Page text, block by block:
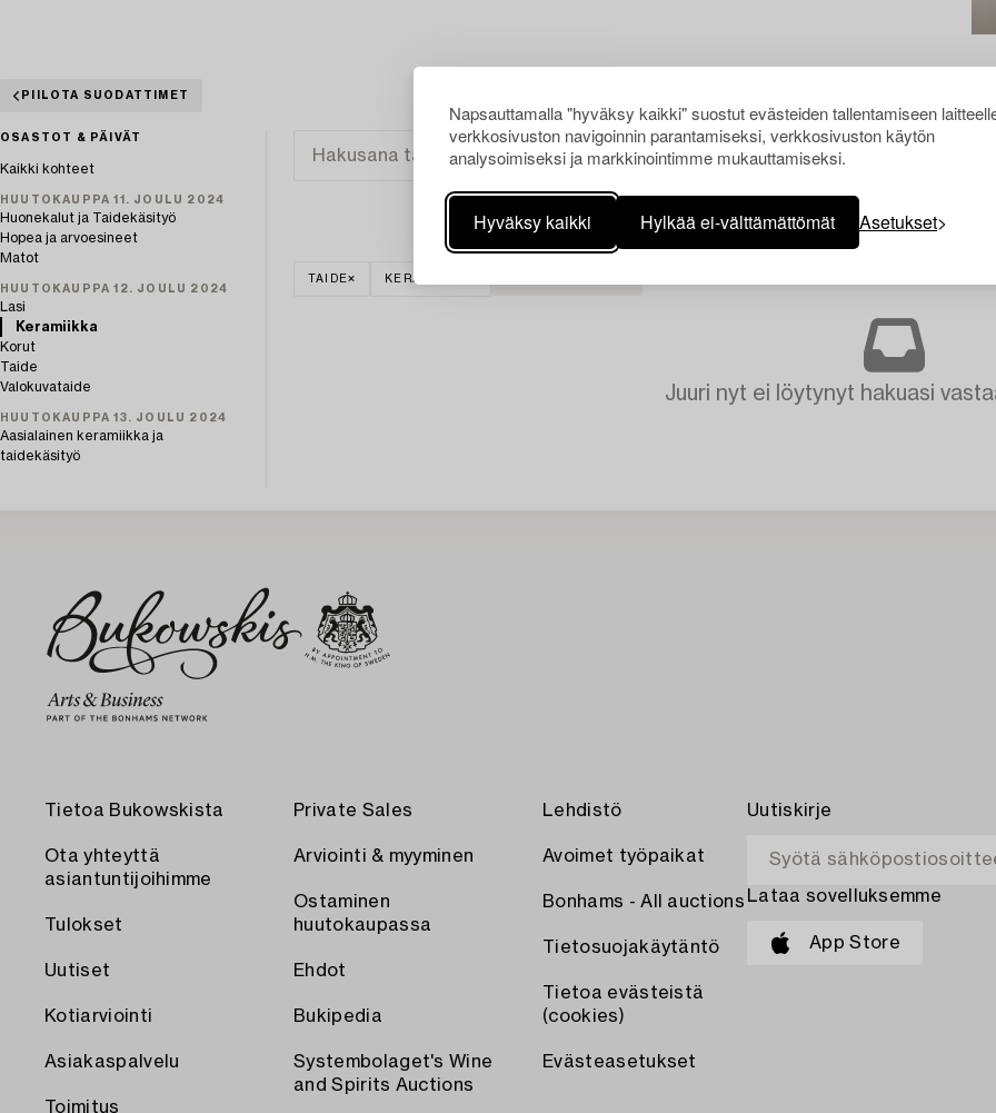
Napsauttamalla "hyväksy kaikki" suostut evästeiden tallentamiseen
verkkosivuston navigoinnin parantamiseksi, verkkosivuston käytön
analysoimiseksi ja markkinointimme mukauttamiseksi.
Hyväksy kaikki Hylkää ei-välttämättömät Asetukset
PIILOTA SUODATTIMET
OSASTOT & PÄIVÄT
Kaikki kohteet
HUUTOKAUPPA 11. JOULU 2024
Huonekalut ja Taidekäsityö
Hopea ja arvoesineet
Matot
HUUTOKAUPPA 12. JOULU 2024
Lasi
Keramiikka
Korut
Taide
Valokuvataide
HUUTOKAUPPA 13. JOULU 2024
Aasialainen keramiikka ja
taidekäsityö
TAIDE KERAMIIKKA
Juuri nyt ei löytynyt hakuasi
Tietoa Bukowskista
Ota yhteyttä
asiantuntijoihimme
Tulokset
Uutiset
Kotiarviointi
Asiakaspalvelu
Toimitus
Private Sales
Arviointi & myyminen
Ostaminen
huutokaupassa
Ehdot
Bukipedia
Systembolaget's Wine
and Spirits Auctions
Lehdistö
Avoimet työpaikat
Bonhams - All auctions
Tietosuojakäytäntö
Tietoa evästeistä
(cookies)
Evästeasetukset
Uutiskirje
Lataa sovelluksemme
App Store